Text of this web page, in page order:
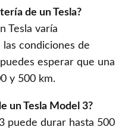
de un Tesla?
Tesla varía
condiciones de
esperar que una
y 500 km.
un Tesla Model 3?
puede durar hasta 500